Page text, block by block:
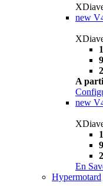
new
A
new
En
Hypermotard